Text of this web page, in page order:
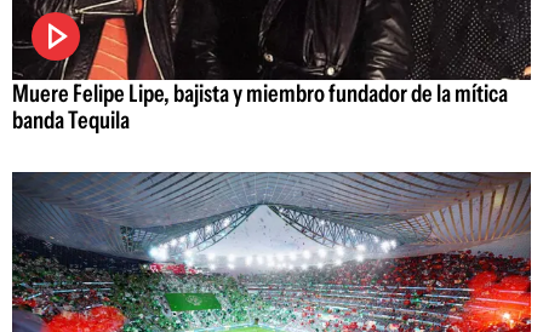
Muere Felipe Lipe, bajista y miembro fundador de la mítica
banda Tequila